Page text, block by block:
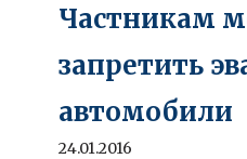
Частникам
запретить
автомобили
24.01.2016